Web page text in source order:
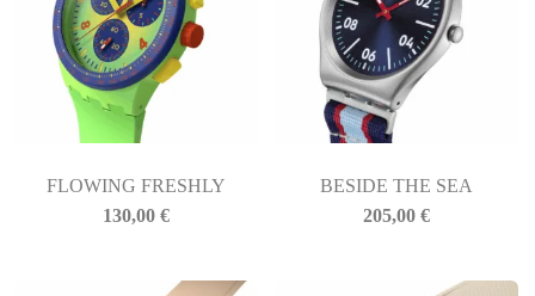
FLOWING FRESHLY
130,00 €
BESIDE THE SEA
205,00€